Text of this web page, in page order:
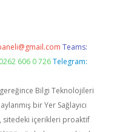
Teams:
606 0 726 Telegram:
gereğince Bilgi Teknolojileri
bir Yer Sağlayıcı
sitedeki içerikleri proaktif